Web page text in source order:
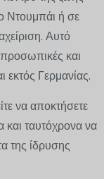
Ντουμπάι ή σε
Αυτό
προσωπικές και
εκτός Γερμανίας.
να αποκτήσετε
και ταυτόχρονα να
της ίδρυσης